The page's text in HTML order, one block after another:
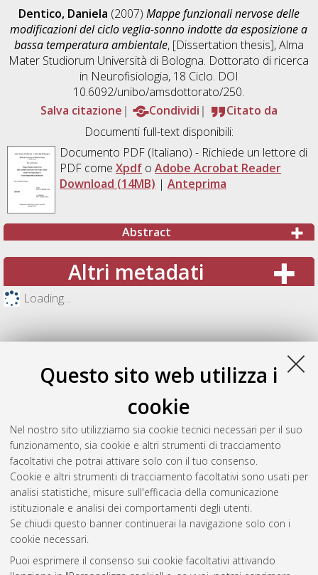
Questo sito web utilizza i
cookie
Nel nostro sito utilizziamo sia cookie tecnici necessari per il suo
funzionamento, sia cookie e altri strumenti di tracciamento
facoltativi che potrai attivare solo con il tuo consenso.
Cookie e altri strumenti di tracciamento facoltativi sono usati per
analisi statistiche, misure sull'efficacia della comunicazione
istituzionale e analisi dei comportamenti degli utenti.
Se chiudi questo banner continuerai la navigazione solo con i
cookie necessari.
Puoi esprimere il consenso sui cookie facoltativi attivando
Dentico, Daniela (2007) Mappe funzionali nervose delle
modificazioni del ciclo veglia-sonno indotte da esposizione a
bassa temperatura ambientale, [Dissertation thesis], Alma
Mater Studiorum Università di Bologna. Dottorato di ricerca
in Neurofisiologia, 18 Ciclo. DOI
10.6092/unibo/amsdottorato/250.
Salva citazione
Condividi
Citato da
Documenti full-text disponibili:
Documento PDF(Italiano) - Richiede un lettore di
PDF come Xpdfo Adobe Acrobat Reader
Download (14MB) | Anteprima
Abstract
Altri metadati
Loading...
Gestione del documento:
Atom
Rss 1.0